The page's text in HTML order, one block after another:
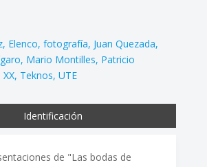
Elenco fotografía Juan Quezada
Mario Montilles Patricio
Teknos UTE
Identificación
de "Las bodas de